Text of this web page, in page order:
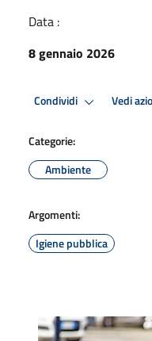
Data :
8 gennaio 2026
Condividi Vedi
Categorie:
Ambiente
Argomenti:
Igiene pubblica